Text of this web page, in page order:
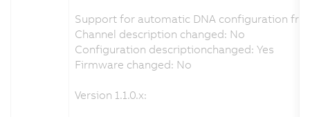
Support for automatic DNA configuration
Channel description changed: No
Configuration descriptionchanged: Yes
Firmware changed: No
Version 1.1.0.x: